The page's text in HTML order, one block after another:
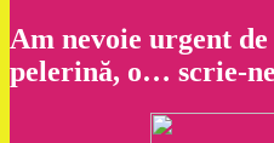
Am nevoie urgent de
pelerină, o… scrie-